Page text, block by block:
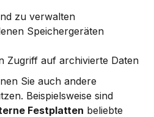
zu verwalten
Speichergeräten
Zugriff auf archivierte Daten
Sie auch andere
Festplatten beliebte